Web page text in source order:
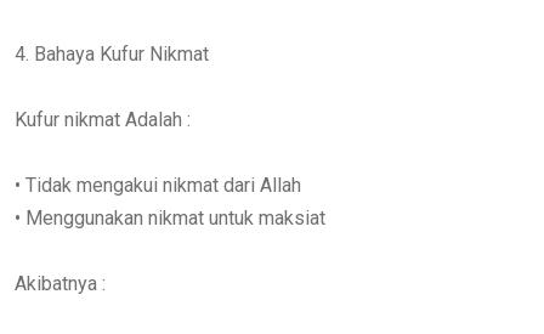
4. Bahaya Kufur Nikmat
Kufur nikmat Adalah :
• Tidak mengakui nikmat dari Allah
• Menggunakan nikmat untuk maksiat
Akibatnya :